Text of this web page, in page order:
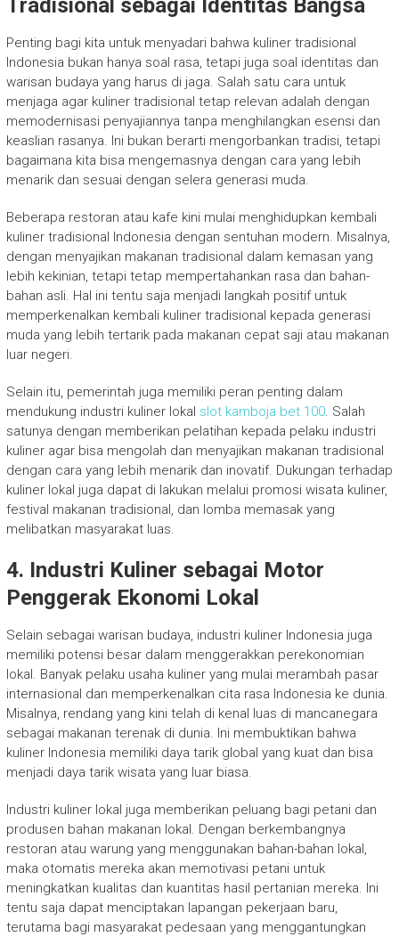
Tradisional sebagai Identitas Bangsa
Penting bagi kita untuk menyadari bahwa kuliner tradisional
Indonesia bukan hanya soal rasa, tetapi juga soal identitas dan
warisan budaya yang harus di jaga. Salah satu cara untuk
menjaga agar kuliner tradisional tetap relevan adalah dengan
memodernisasi penyajiannya tanpa menghilangkan esensi dan
keaslian rasanya. Ini bukan berarti mengorbankan tradisi, tetapi
bagaimana kita bisa mengemasnya dengan cara yang lebih
menarik dan sesuai dengan selera generasi muda.
Beberapa restoran atau kafe kini mulai menghidupkan kembali
kuliner tradisional Indonesia dengan sentuhan modern. Misalnya,
dengan menyajikan makanan tradisional dalam kemasan yang
lebih kekinian, tetapi tetap mempertahankan rasa dan bahan-
bahan asli. Hal ini tentu saja menjadi langkah positif untuk
memperkenalkan kembali kuliner tradisional kepada generasi
muda yang lebih tertarik pada makanan cepat saji atau makanan
luar negeri.
Selain itu, pemerintah juga memiliki peran penting dalam
mendukung industri kuliner lokal slot kamboja bet 100. Salah
satunya dengan memberikan pelatihan kepada pelaku industri
kuliner agar bisa mengolah dan menyajikan makanan tradisional
dengan cara yang lebih menarik dan inovatif. Dukungan terhadap
kuliner lokal juga dapat di lakukan melalui promosi wisata kuliner,
festival makanan tradisional, dan lomba memasak yang
melibatkan masyarakat luas.
4. Industri Kuliner sebagai Motor
Penggerak Ekonomi Lokal
Selain sebagai warisan budaya, industri kuliner Indonesia juga
memiliki potensi besar dalam menggerakkan perekonomian
lokal. Banyak pelaku usaha kuliner yang mulai merambah pasar
internasional dan memperkenalkan cita rasa Indonesia ke dunia.
Misalnya, rendang yang kini telah di kenal luas di mancanegara
sebagai makanan terenak di dunia. Ini membuktikan bahwa
kuliner Indonesia memiliki daya tarik global yang kuat dan bisa
menjadi daya tarik wisata yang luar biasa.
Industri kuliner lokal juga memberikan peluang bagi petani dan
produsen bahan makanan lokal. Dengan berkembangnya
restoran atau warung yang menggunakan bahan-bahan lokal,
maka otomatis mereka akan memotivasi petani untuk
meningkatkan kualitas dan kuantitas hasil pertanian mereka. Ini
tentu saja dapat menciptakan lapangan pekerjaan baru,
terutama bagi masyarakat pedesaan yang menggantungkan